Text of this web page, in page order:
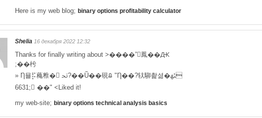
Here is my web blog; binary options profitability calculator
Shelia 16 декабря 2022 12:32
Thanks for finally writing about >����ˮ鳳��Ԫ
;��枍
» Ƞ묠⡯蘒䊒� ﲢ?��Ũ��硯ᱪ "Ƞ��?轪駠촱셞�ﳠ
6631; ��" <Liked it!
my web-site; binary options technical analysis basics